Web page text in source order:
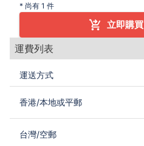
* 尚有 1 件
立即購買
運費列表
運送方式
香港/本地或平郵
台灣/空郵